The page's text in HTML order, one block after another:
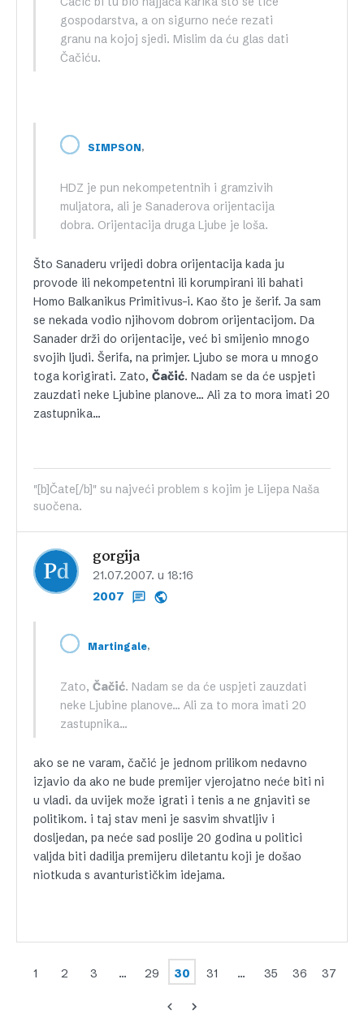
gospodarstva, a on sigurno neće rezati
granu na kojoj sjedi. Mislim da ću glas dati
Čačiću.
SIMPSON,
HDZ je pun nekompetentnih i gramzivih
muljatora, ali je Sanaderova orijentacija
dobra. Orijentacija druga Ljube je loša.
Što Sanaderu vrijedi dobra orijentacija kada ju
provode ili nekompetentni ili korumpirani ili bahati
Homo Balkanikus Primitivus-i. Kao što je šerif. Ja sam
se nekada vodio njihovom dobrom orijentacijom. Da
Sanader drži do orijentacije, već bi smijenio mnogo
svojih ljudi. Šerifa, na primjer. Ljubo se mora u mnogo
toga korigirati. Zato, Čačić. Nadam se da će uspjeti
zauzdati neke Ljubine planove… Ali za to mora imati 20
zastupnika…
"[b]Čate[/b]" su najveći problem s kojim je Lijepa Naša
suočena.
gorgija
21.07.2007. u 18:16
2007
Martingale,
Zato, Čačić. Nadam se da će uspjeti zauzdati
neke Ljubine planove… Ali za to mora imati 20
zastupnika…
ako se ne varam, čačić je jednom prilikom nedavno
izjavio da ako ne bude premijer vjerojatno neće biti ni
u vladi. da uvijek može igrati i tenis a ne gnjaviti se
politikom. i taj stav meni je sasvim shvatljiv i
dosljedan, pa neće sad poslije 20 godina u politici
valjda biti dadilja premijeru diletantu koji je došao
niotkuda s avanturističkim idejama.
1 2 3 … 29 30 31 … 35 36 37